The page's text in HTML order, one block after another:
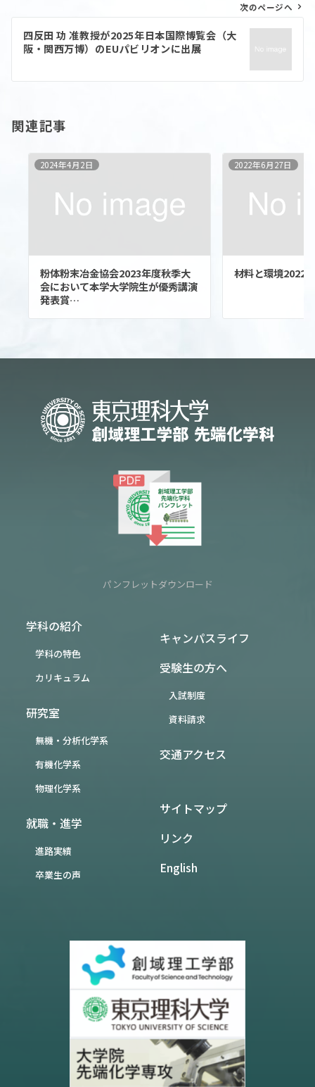
シ
次のページへ
四反田 功 准教授が2025年日本国際博覧会（大
阪・関西万博）のEUパビリオンに出展
関連記事
2024年4月2日
粉体粉末冶金協会2023年度秋季大
会において本学大学院生が優秀講演
発表賞…
2022年6月27日
材料と環境2022
パンフレットダウンロード
学科の紹介
学科の特色
カリキュラム
研究室
無機・分析化学系
有機化学系
物理化学系
就職・進学
進路実績
卒業生の声
キャンパスライフ
受験生の方へ
入試制度
資料請求
交通アクセス
サイトマップ
リンク
English